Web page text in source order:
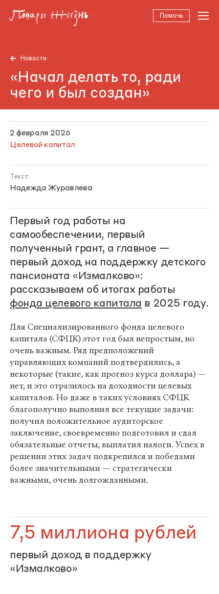
Помочь
Новости
«Начал делать то, ради
чего и был создан»
2 февраля 2026
Целевой капитал
Текст:
Надежда Журавлева
Первый год работы на
самообеспечении, первый
полученный грант, а главное —
первый доход на поддержку детского
пансионата «Измалково»:
рассказываем об итогах работы
фонда целевого капитала в 2025 году.
Для Специализированного фонда целевого
капитала (СФЦК) этот год был непростым, но
очень важным. Ряд предположений
управляющих компаний подтвердились, а
некоторые (такие, как прогноз курса доллара) —
нет, и это отразилось на доходности целевых
капиталов. Но даже в таких условиях СФЦК
благополучно выполнил все текущие задачи:
получил положительное аудиторское
заключение, своевременно подготовил и сдал
обязательные отчеты, выплатил налоги. Успех в
решении этих задач подкрепился и победами
более значительными — стратегически
важными, очень долгожданными.
7,5 миллиона рублей
первый доход в поддержку
«Измалково»